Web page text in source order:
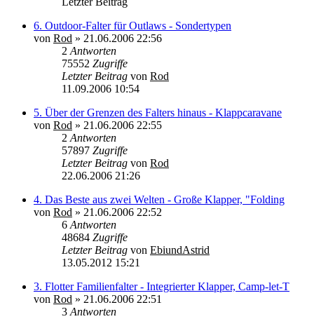
6. Outdoor-Falter für Outlaws - Sondertypen
von Rod » 21.06.2006 22:56
2 Antworten
75552 Zugriffe
Letzter Beitrag von Rod
11.09.2006 10:54
5. Über der Grenzen des Falters hinaus - Klappcaravane
von Rod » 21.06.2006 22:55
2 Antworten
57897 Zugriffe
Letzter Beitrag von Rod
22.06.2006 21:26
4. Das Beste aus zwei Welten - Große Klapper, "Folding
von Rod » 21.06.2006 22:52
6 Antworten
48684 Zugriffe
Letzter Beitrag von EbiundAstrid
13.05.2012 15:21
3. Flotter Familienfalter - Integrierter Klapper, Camp-let-T
von Rod » 21.06.2006 22:51
3 Antworten